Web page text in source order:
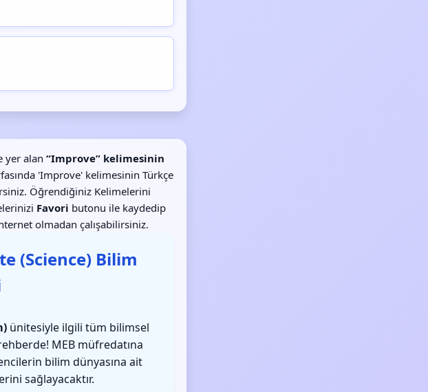
yer alan “Improve” kelimesinin
'Improve' kelimesinin Türkçe
Öğrendiğiniz Kelimelerini
Favori butonu ile kaydedip
olmadan çalışabilirsiniz.
(Science) Bilim
ünitesiyle ilgili tüm bilimsel
MEB müfredatına
bilim dünyasına ait
sağlayacaktır.